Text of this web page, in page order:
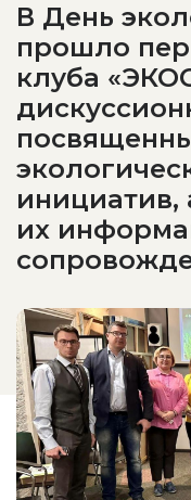
В День
прошло
клуба
инициатив,
их